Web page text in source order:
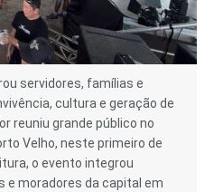
servidores, famílias e
cultura e geração de
reuniu grande público no
Velho, neste primeiro de
o evento integrou
e moradores da capital em